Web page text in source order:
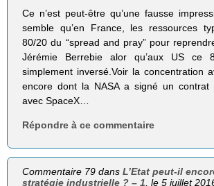
Ce n’est peut-être qu’une fausse
semble qu’en France, les ressources
80/20 du “spread and pray” pour
Jérémie Berrebie alor qu’aux US ce
simplement inversé.Voir la concentration
encore dont la NASA a signé un contrat
avec SpaceX…
Répondre à ce commentaire
Commentaire 79 dansL’Etat peut-il
stratégie industrielle ? – 1, le 5 juillet